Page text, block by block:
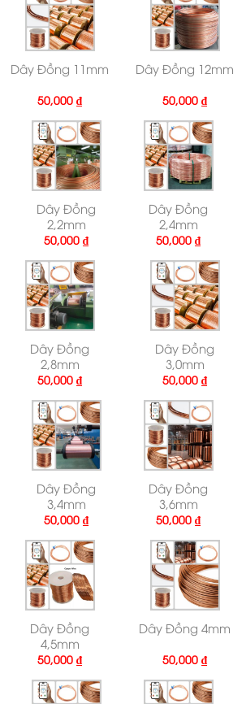
Dây Đồng 11mm
50,000₫
Dây Đồng 12mm
50,000₫
Dây Đồng
2,2mm
50,000₫
Dây Đồng
2,4mm
50,000₫
Dây Đồng
2,8mm
50,000₫
Dây Đồng
3,0mm
50,000₫
Dây Đồng
3,4mm
50,000₫
Dây Đồng
3,6mm
50,000₫
Dây Đồng
4,5mm
50,000₫
Dây Đồng 4mm
50,000₫